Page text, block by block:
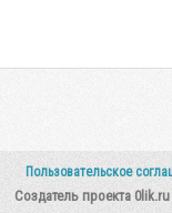
Пользовательское
Создатель проекта